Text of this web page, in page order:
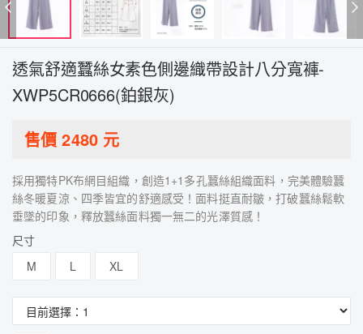
透氣舒適蠶絲女素色側邊織帶設計八分寬褲-
XWP5CR0666(鉑銀灰)
售價2480元
採用獨特PK布網目組織，創造1+1多孔蠶絲組織面料，完美體驗蠶
絲冬暖夏涼、四季皆宜的舒適感受！面料挺直耐皺，打破蠶絲鬆軟
垂墜的印象，釋放蠶絲面料獨一無二的光澤質感！
尺寸
M
L XL